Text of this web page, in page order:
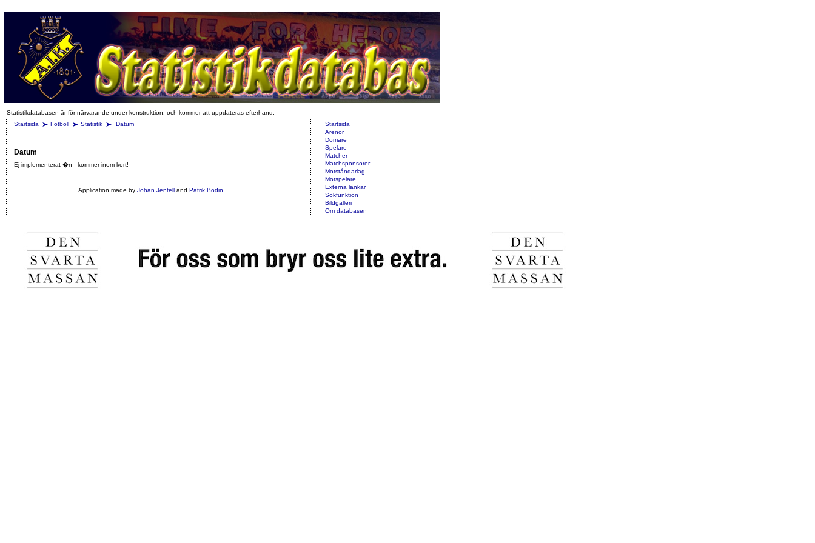
Statistikdatabasen är för närvarande under konstruktion, och kommer att uppdateras efterhand.
Startsida
Fotboll Statistik Datum
Datum
Ej implementerat �n - kommer inom kort!
Application made by Johan Jentelland Patrik Bodin
Startsida
Arenor
Domare
Spelare
Matcher
Matchsponsorer
Motståndarlag
Motspelare
Externa länkar
Sökfunktion
Bildgalleri
Om databasen